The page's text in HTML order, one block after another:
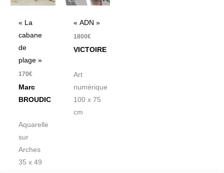
« La
cabane
de
plage »
170€
Marc
BROUDIC
Aquarelle
sur
Arches
35 x 49
« ADN »
1800€
VICTOIRE
Art
numérique
100 x 75
cm